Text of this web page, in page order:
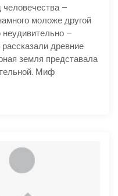
–
моложе другой
–
древние
земля представала
Миф